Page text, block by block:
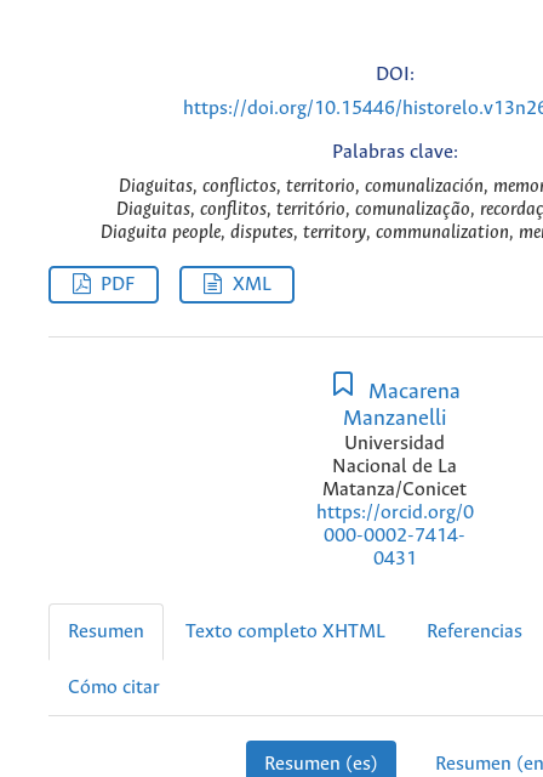
DOI:
https://doi.org/10.15446/
Palabras clave:
Diaguitas, conflictos, territorio, comunalización,
Diaguitas, conflitos, território, comunalização,
Diaguita people, disputes, territory, communalization,
PDF XML
Macarena
Manzanelli
Universidad
Nacional de La
Matanza/Conicet
https://orcid.org/0
000-0002-7414-
0431
Resumen Texto completo XHTML Referencias
Cómo citar
Resumen (es) Resumen